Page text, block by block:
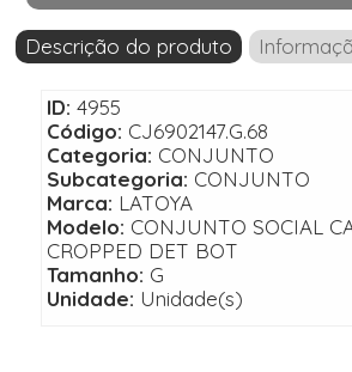
Descrição do produto
ID: 4955
Código: CJ6902147.G.68
Categoria: CONJUNTO
Subcategoria: CONJUNTO
Marca: LATOYA
Modelo: CONJUNTO SOCIAL
CROPPED DET BOT
Tamanho: G
Unidade: Unidade(s)